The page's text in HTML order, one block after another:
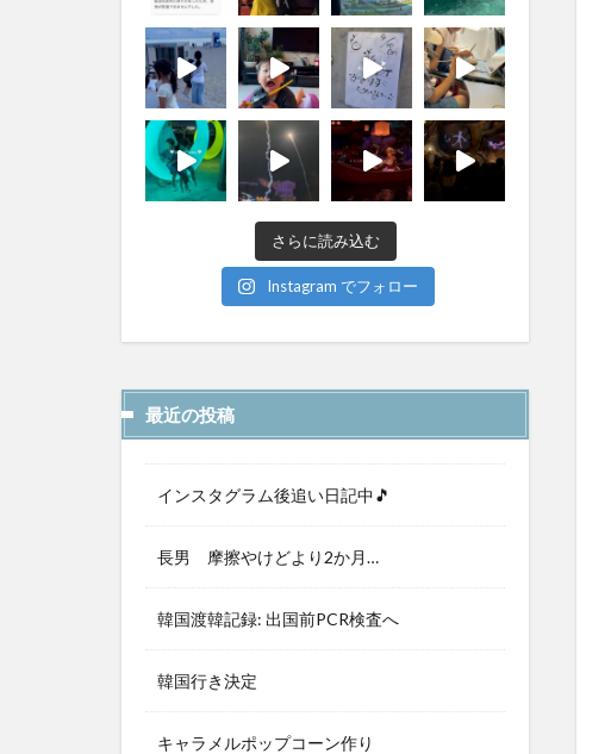
さらに読み込む
Instagram でフォロー
最近の投稿
インスタグラム後追い日記中🎵
長男 摩擦やけどより2か月…
韓国渡韓記録: 出国前PCR検査へ
韓国行き決定
キャラメルポップコーン作り